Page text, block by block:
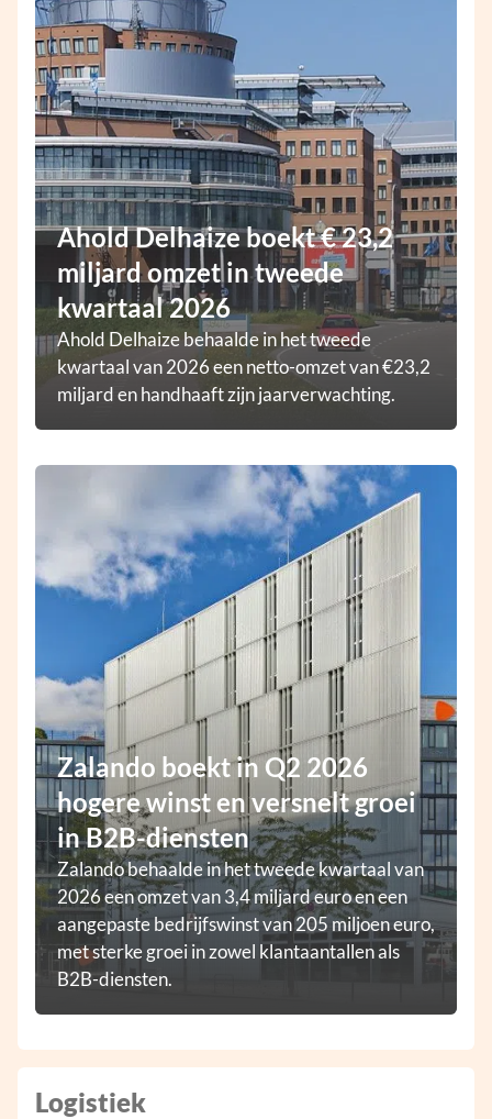
Ahold Delhaize boekt € 23,2
miljard omzet in tweede
kwartaal 2026
Ahold Delhaize behaalde in het tweede
kwartaal van 2026 een netto-omzet van €23,2
miljard en handhaaft zijn jaarverwachting.
Zalando boekt in Q2 2026
hogere winst en versnelt groei
in B2B-diensten
Zalando behaalde in het tweede kwartaal van
2026 een omzet van 3,4 miljard euro en een
aangepaste bedrijfswinst van 205 miljoen euro,
met sterke groei in zowel klantaantallen als
B2B-diensten.
Logistiek